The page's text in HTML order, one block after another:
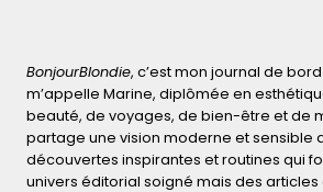
BonjourBlondie, c’est mon journal de
m’appelle Marine, diplômée en
beauté, de voyages, de bien-être et de
partage une vision moderne et sensible
découvertes inspirantes et routines qui
univers éditorial soigné mais des articles